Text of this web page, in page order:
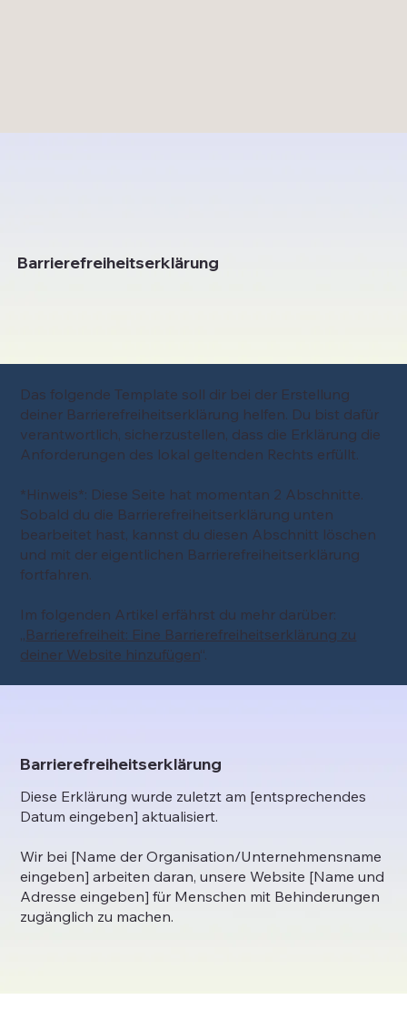
Barrierefreiheitserklärung
Das folgende Template soll dir bei der Erstellung
deiner Barrierefreiheitserklärung helfen. Du bist dafür
verantwortlich, sicherzustellen, dass die Erklärung die
Anforderungen des lokal geltenden Rechts erfüllt.
*Hinweis*: Diese Seite hat momentan 2 Abschnitte.
Sobald du die Barrierefreiheitserklärung unten
bearbeitet hast, kannst du diesen Abschnitt löschen
und mit der eigentlichen Barrierefreiheitserklärung
fortfahren.
Im folgenden Artikel erfährst du mehr darüber:
„Barrierefreiheit: Eine Barrierefreiheitserklärung zu
deiner Website hinzufügen“.
Barrierefreiheitserklärung
Diese Erklärung wurde zuletzt am [entsprechendes
Datum eingeben] aktualisiert.
Wir bei [Name der Organisation/Unternehmensname
eingeben] arbeiten daran, unsere Website [Name und
Adresse eingeben] für Menschen mit Behinderungen
zugänglich zu machen.